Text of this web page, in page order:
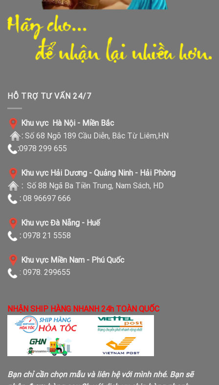
HỖ TRỢ TƯ VẤN 24/7
Khu vực Hà Nội - Miền Bắc
: Số 68 Ngõ 189 Cầu Diễn, Bắc Từ Liêm,HN
:0978 299 655
Khu vực Hải Dương - Quảng Ninh - Hải Phòng
: Số 88 Ngã Ba Tiền Trung, Nam Sách, HD
: 08 96697 666
Khu vực Đà Nẵng - Huế
: 0978 21 5558
Khu vực Miền Nam - Phú Quốc
: 0978. 299655
NHẬN SHIP HÀNG NHANH 24h TOÀN QUỐC
Bạn chỉ cần chọn mẫu và liên hệ với mình nhé. Bạn sẽ